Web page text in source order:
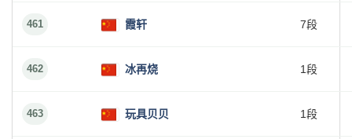
461 霞轩 7段
462 冰再烧 1段
463 玩具贝贝 1段